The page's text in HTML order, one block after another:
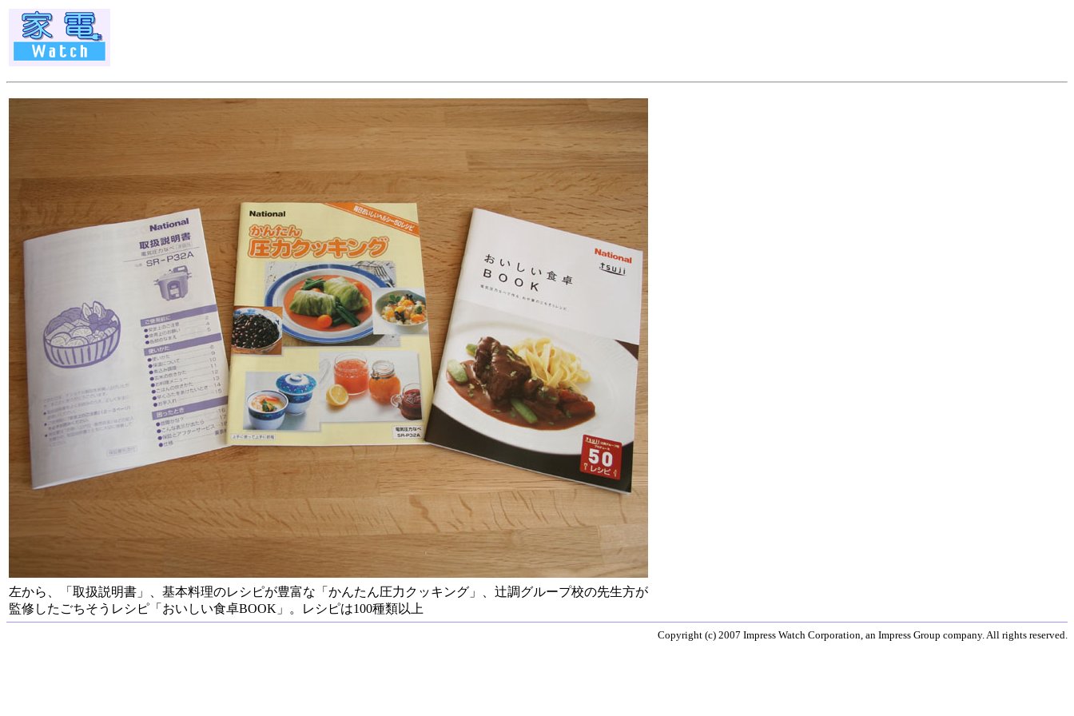
左から、「取扱説明書」、基本料理のレシピが豊富な「かんたん圧力クッキング」、辻調グループ校の先生方が
監修したごちそうレシピ「おいしい食卓BOOK」。レシピは100種類以上
Copyright (c) 2007 Impress Watch Corporation, an Impress Group company. All rights reserved.